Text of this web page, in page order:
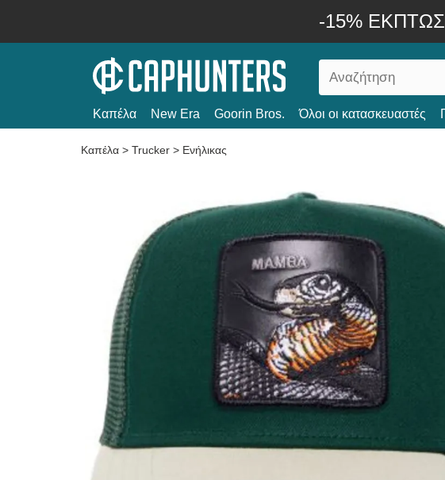
-15%
Καπέλα New Era Goorin Bros. Όλοι οι κατασκευαστές
Καπέλα > Trucker > Ενήλικας